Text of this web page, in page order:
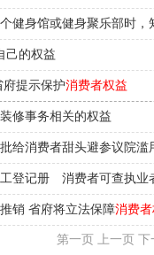
个健身馆或健身聚乐部时，
己的权益
提示保护消费者权益
修事务相关的权益
给消费者甜头避参议院滥
登记册 消费者可查执业
销 省府将立法保障消费
第一页 上一页 下